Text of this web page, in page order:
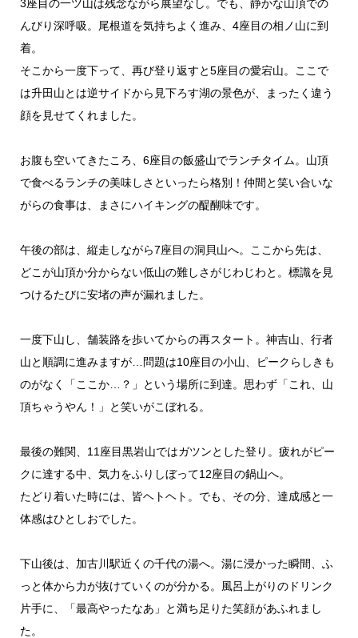
3座目の一ツ山は残念ながら展望なし。でも、静かな山頂での
んびり深呼吸。尾根道を気持ちよく進み、4座目の相ノ山に到
着。
そこから一度下って、再び登り返すと5座目の愛宕山。ここで
は升田山とは逆サイドから見下ろす湖の景色が、まったく違う
顔を見せてくれました。
お腹も空いてきたころ、6座目の飯盛山でランチタイム。山頂
で食べるランチの美味しさといったら格別！仲間と笑い合いな
がらの食事は、まさにハイキングの醍醐味です。
午後の部は、縦走しながら7座目の洞貝山へ。ここから先は、
どこが山頂か分からない低山の難しさがじわじわと。標識を見
つけるたびに安堵の声が漏れました。
一度下山し、舗装路を歩いてからの再スタート。神吉山、行者
山と順調に進みますが…問題は10座目の小山、ピークらしきも
のがなく「ここか…？」という場所に到達。思わず「これ、山
頂ちゃうやん！」と笑いがこぼれる。
最後の難関、11座目黒岩山ではガツンとした登り。疲れがピー
クに達する中、気力をふりしぼって12座目の鍋山へ。
たどり着いた時には、皆ヘトヘト。でも、その分、達成感と一
体感はひとしおでした。
下山後は、加古川駅近くの千代の湯へ。湯に浸かった瞬間、ふ
っと体から力が抜けていくのが分かる。風呂上がりのドリンク
片手に、「最高やったなあ」と満ち足りた笑顔があふれまし
た。